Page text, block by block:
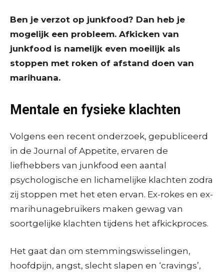
Ben je verzot op junkfood? Dan heb je
mogelijk een probleem. Afkicken van
junkfood is namelijk even moeilijk als
stoppen met roken of afstand doen van
marihuana.
Mentale en fysieke klachten
Volgens een recent onderzoek, gepubliceerd
in de Journal of Appetite, ervaren de
liefhebbers van junkfood een aantal
psychologische en lichamelijke klachten zodra
zij stoppen met het eten ervan. Ex-rokes en ex-
marihunagebruikers maken gewag van
soortgelijke klachten tijdens het afkickproces.
Het gaat dan om stemmingswisselingen,
hoofdpijn, angst, slecht slapen en ‘cravings’,